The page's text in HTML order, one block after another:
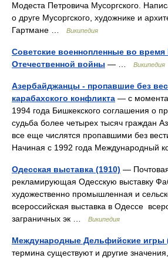
Модеста Петровича Мусоргского.
о друге Мусоргского, художнике и
Гартмане …
Википедия
Советские военнопленные во время
Отечественной войны — … Википедия
Азербайджанцы - пропавшие без
карабахского конфликта — с
1994 года Бишкекского соглашения о
судьба более четырех тысяч граждан
все еще числятся пропавшими без
Начиная с 1992 года Международный
Одесская выставка (1910) — Почтовая
рекламирующая Одесскую выставку
художественно промышленная и
всероссийская выставка в Одессе
заграничных эк …
Википедия
Международные Дельфийские игры
термина существуют и другие